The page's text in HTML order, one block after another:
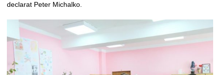
declarat Peter Michalko.